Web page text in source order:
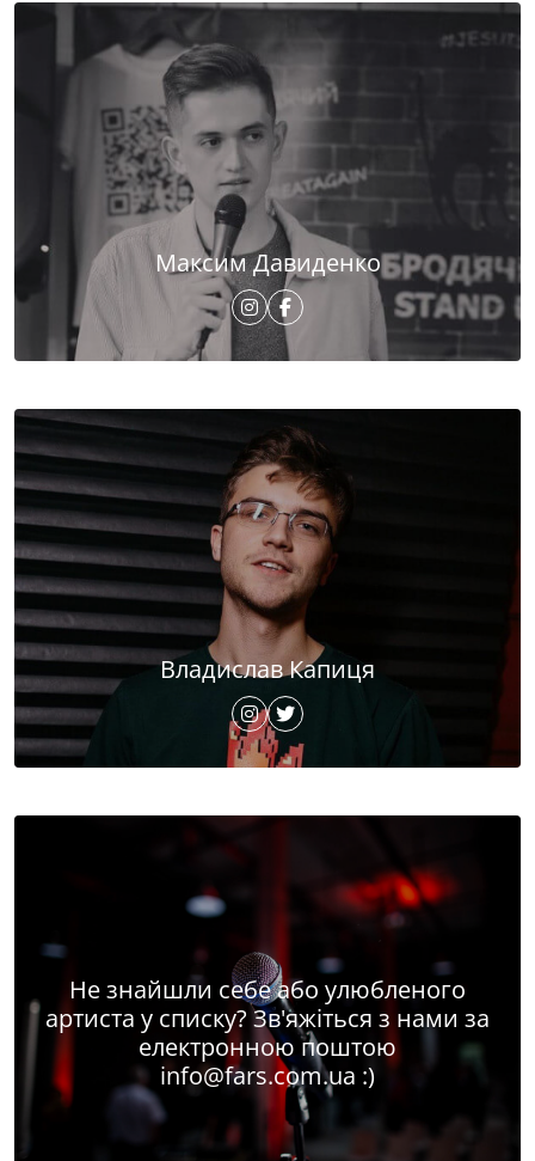
Максим Давиденко
Владислав Капиця
Не знайшли себе або улюбленого
артиста у списку? Зв'яжіться з нами за
електронною поштою
info@fars.com.ua :)